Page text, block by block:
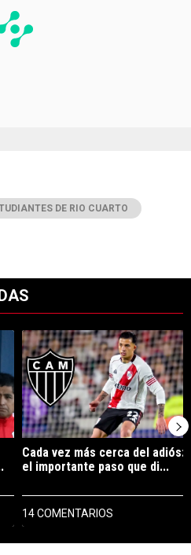
DE RIO CUARTO
"Coudet tras la derrota ante
Un artículo de tendencia con el
Cada vez más cerca del adiós:
el importante paso que di...
14 COMENTARIOS